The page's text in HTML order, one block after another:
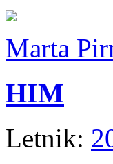
Marta
HIM
Letnik: